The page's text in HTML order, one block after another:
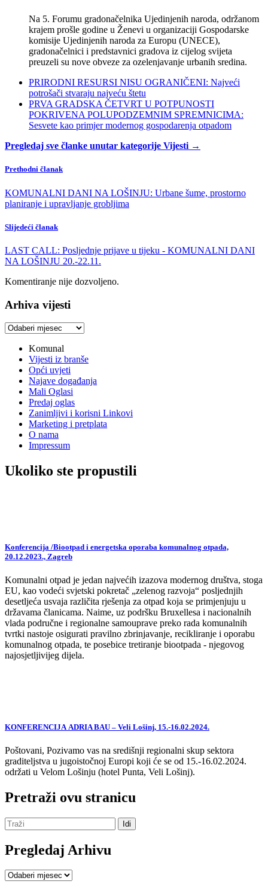
Na 5. Forumu gradonačelnika Ujedinjenih naroda, održanom
krajem prošle godine u Ženevi u organizaciji Gospodarske
komisije Ujedinjenih naroda za Europu (UNECE),
gradonačelnici i predstavnici gradova iz cijelog svijeta
preuzeli su nove obveze za ozelenjavanje urbanih sredina.
PRIRODNI RESURSI NISU OGRANIČENI: Najveći
potrošači stvaraju najveću štetu
PRVA GRADSKA ČETVRT U POTPUNOSTI
POKRIVENA POLUPODZEMNIM SPREMNICIMA:
Sesvete kao primjer modernog gospodarenja otpadom
Pregledaj sve članke unutar kategorije Vijesti →
Prethodni članak
KOMUNALNI DANI NA LOŠINJU: Urbane šume, prostorno
planiranje i upravljanje grobljima
Slijedeći članak
LAST CALL: Posljednje prijave u tijeku - KOMUNALNI DANI
NA LOŠINJU 20.-22.11.
Komentiranje nije dozvoljeno.
Arhiva vijesti
Arhiva
Komunal
Vijesti iz branše
Opći uvjeti
Najave događanja
Mali Oglasi
Predaj oglas
Zanimljivi i korisni Linkovi
Marketing i pretplata
O nama
Impressum
Ukoliko ste propustili
Konferencija /Biootpad i energetska oporaba komunalnog otpada,
20.12.2023., Zagreb
Komunalni otpad je jedan najvećih izazova modernog društva, stoga
EU, kao vodeći svjetski pokretač „zelenog razvoja“ posljednjih
desetljeća usvaja različita rješenja za otpad koja se primjenjuju u
državama članicama. Naime, uz podršku Bruxellesa i nacionalnih
vlada područne i regionalne samouprave preko rada komunalnih
tvrtki nastoje osigurati pravilno zbrinjavanje, recikliranje i oporabu
komunalnog otpada, te posebice tretiranje biootpada - njegovog
najosjetljivijeg dijela.
KONFERENCIJA ADRIA BAU – Veli Lošinj, 15.-16.02.2024.
Poštovani, Pozivamo vas na središnji regionalni skup sektora
graditeljstva u jugoistočnoj Europi koji će se od 15.-16.02.2024.
održati u Velom Lošinju (hotel Punta, Veli Lošinj).
Pretraži ovu stranicu
Pregledaj Arhivu
Pregledaj